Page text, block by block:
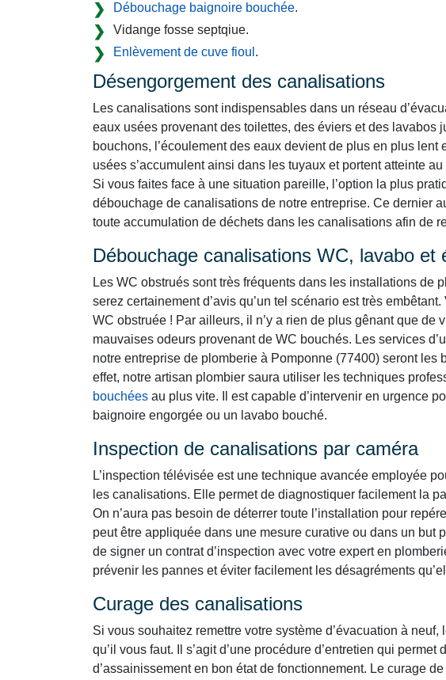
Débouchage baignoire bouchée.
Vidange fosse septqiue.
Enlèvement de cuve fioul .
Désengorgement des canalisations
Les canalisations sont indispensables dans un réseau
eaux usées provenant des toilettes, des éviers et des lavabos
bouchons, l’écoulement des eaux devient de plus en plus lent
usées s’accumulent ainsi dans les tuyaux et portent atteinte
Si vous faites face à une situation pareille, l’option la plus
débouchage de canalisations de notre entreprise. Ce dernier
toute accumulation de déchets dans les canalisations afin de
Débouchage canalisations WC, lavabo et
Les WC obstrués sont très fréquents dans les installations de
serez certainement d’avis qu’un tel scénario est très
WC obstruée ! Par ailleurs, il n’y a rien de plus gênant que de
mauvaises odeurs provenant de WC bouchés. Les services
notre entreprise de plomberie à Pomponne (77400) seront les
effet, notre artisan plombier saura utiliser les techniques
bouchées au plus vite. Il est capable d’intervenir en urgence
baignoire engorgée ou un lavabo bouché.
Inspection de canalisations par caméra
L’inspection télévisée est une technique avancée employée
les canalisations. Elle permet de diagnostiquer facilement la
On n’aura pas besoin de déterrer toute l’installation pour
peut être appliquée dans une mesure curative ou dans un but
de signer un contrat d’inspection avec votre expert en
prévenir les pannes et éviter facilement les désagréments
Curage des canalisations
Si vous souhaitez remettre votre système d’évacuation à neuf,
qu’il vous faut. Il s’agit d’une procédure d’entretien qui permet
d’assainissement en bon état de fonctionnement. Le curage